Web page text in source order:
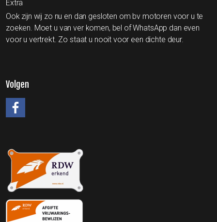
Extra
Ook zijn wij zo nu en dan gesloten om bv motoren voor u te
zoeken. Moet u van ver komen, bel of WhatsApp dan even
voor u vertrekt. Zo staat u nooit voor een dichte deur.
Volgen